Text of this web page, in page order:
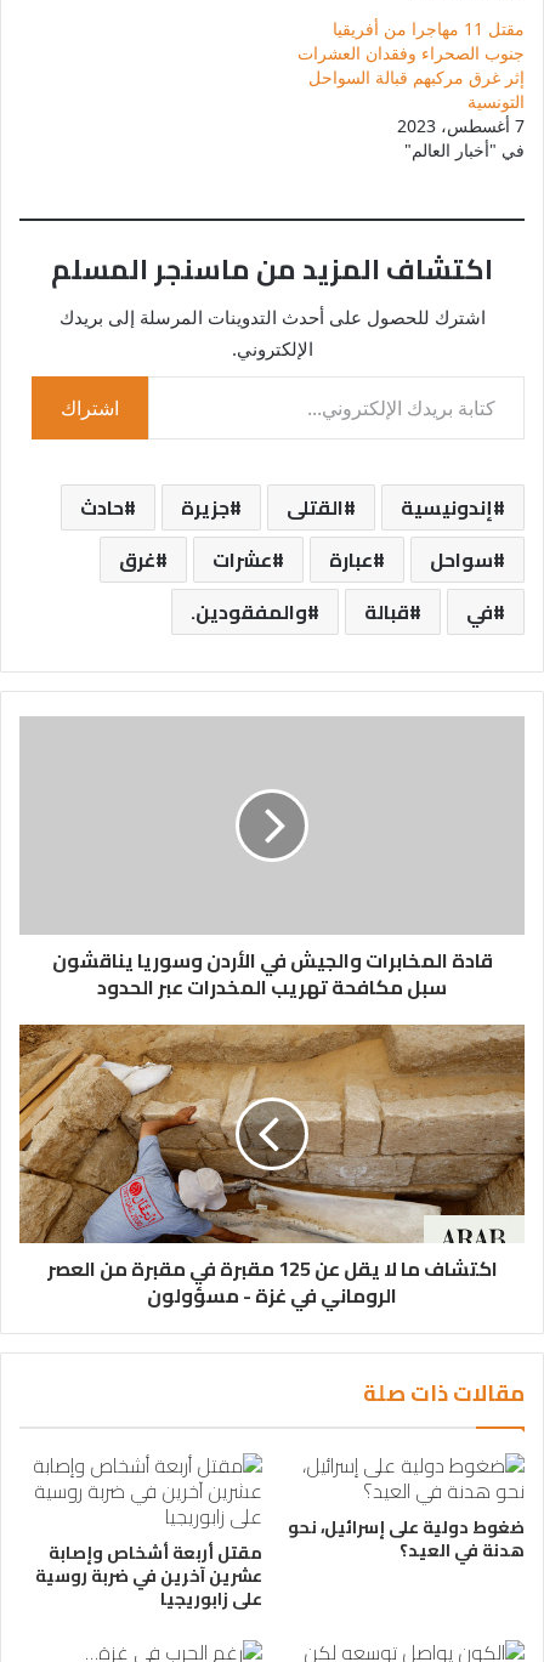
مقتل 11 مهاجرا من أفريقيا
جنوب الصحراء وفقدان العشرات
إثر غرق مركبهم قبالة السواحل
التونسية
7 أغسطس، 2023
في "أخبار العالم"
اكتشاف المزيد من ماسنجر المسلم
اشترك للحصول على أحدث التدوينات المرسلة إلى بريدك
الإلكتروني.
كتابة بريدك الإلكتروني...
اشتراك
إندونيسية القتلى جزيرة
حادث
سواحل
عبارة عشرات
غرق
في
قبالة والمفقودين.
قادة المخابرات والجيش في الأردن وسوريا يناقشون
سبل مكافحة تهريب المخدرات عبر الحدود
اكتشاف ما لا يقل عن 125 مقبرة في مقبرة من العصر
الروماني في غزة - مسؤولون
مقالات ذات صلة
ضغوط دولية على إسرائيل، نحو
هدنة في العيد؟ مقتل أربعة أشخاص وإصابة
عشرين آخرين في ضربة روسية
على زابوريجيا